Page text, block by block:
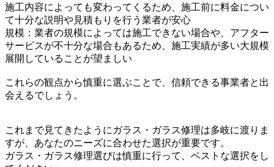
施工内容によっても変わってくるため、施工前に料金につい
て十分な説明や見積もりを行う業者が安心
規模：業者の規模によっては施工できない場合や、アフター
サービスが不十分な場合もあるため、施工実績が多い大規模
展開していることが望ましい
これらの観点から慎重に選ぶことで、信頼できる事業者と出
会えるでしょう。
これまで見てきたようにガラス・ガラス修理は多岐に渡りま
すが、あなたのニーズに合わせた選択が重要です。
ガラス・ガラス修理選びは慎重に行って、ベストな選択をし